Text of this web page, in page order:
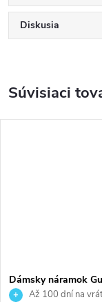
Diskusia
Súvisiaci
Dámsky náramok
JUBB04607JWRHS
Až 100 dní na